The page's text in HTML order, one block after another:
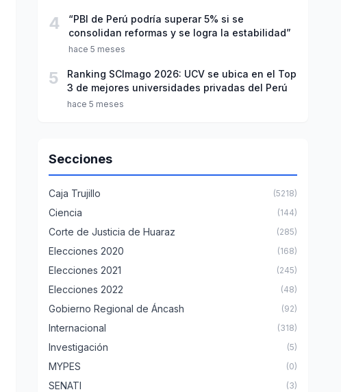
4
“PBI de Perú podría superar 5% si se
consolidan reformas y se logra la estabilidad”
hace 5 meses
5
Ranking SCImago 2026: UCV se ubica en el Top
3 de mejores universidades privadas del Perú
hace 5 meses
Secciones
Caja Trujillo (5218)
Ciencia (144)
Corte de Justicia de Huaraz (285)
Elecciones 2020 (168)
Elecciones 2021 (245)
Elecciones 2022 (48)
Gobierno Regional de Áncash (92)
Internacional (318)
Investigación (5)
MYPES (0)
SENATI (3)